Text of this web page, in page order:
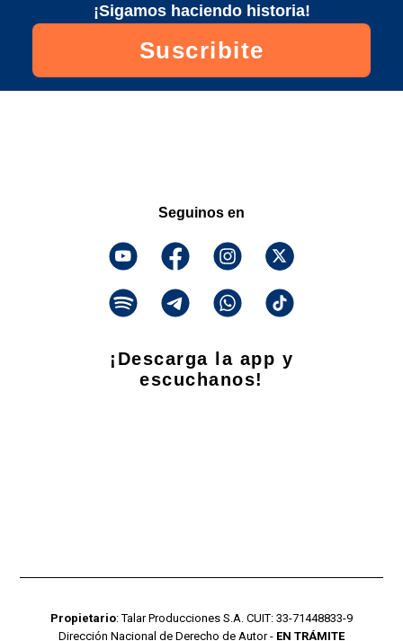
¡Sigamos haciendo historia!
Suscribite
Seguinos en
¡Descarga la app y
escuchanos!
Propietario: Talar Producciones S.A. CUIT: 33-71448833-9
Dirección Nacional de Derecho de Autor - EN TRÁMITE